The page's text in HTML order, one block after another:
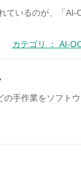
ているのが、「
カテゴリ ： AI-
手作業をソフト